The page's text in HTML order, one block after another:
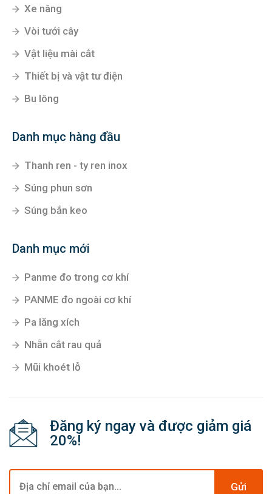
Xe nâng
Vòi tưới cây
Vật liệu mài cắt
Thiết bị và vật tư điện
Bu lông
Danh mục hàng đầu
Thanh ren - ty ren inox
Súng phun sơn
Súng bắn keo
Danh mục mới
Panme đo trong cơ khí
PANME đo ngoài cơ khí
Pa lăng xích
Nhẵn cắt rau quả
Mũi khoét lỗ
Đăng ký ngay và được giảm giá
20%!
Gửi